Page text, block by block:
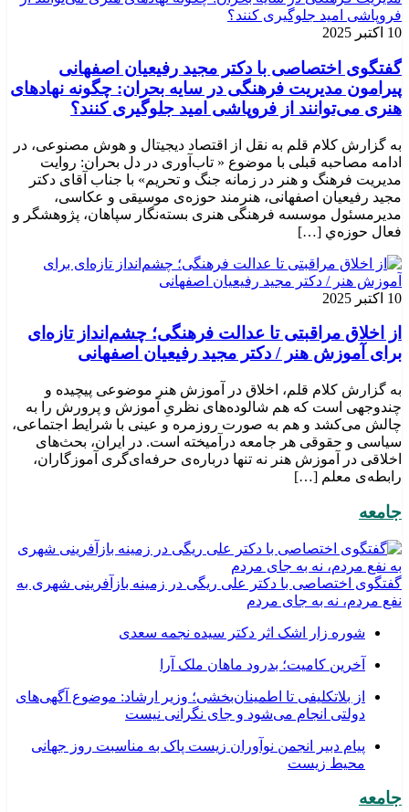
10 اکتبر 2025
گفتگوی اختصاصی با دکتر مجید رفیعیان اصفهانی
پیرامون مدیریت فرهنگی در سایه بحران: چگونه نهادهای
هنری می‌توانند از فروپاشی امید جلوگیری کنند؟
به گزارش کلام قلم به نقل از اقتصاد دیجیتال و هوش مصنوعی، در
ادامه مصاحبه قبلی با موضوع « تاب‌آوری در دل بحران: روایت
مدیریت فرهنگ و هنر در زمانه جنگ و تحریم» با جناب آقای دکتر
مجید رفیعیان اصفهانی، هنرمند حوزه‌ی موسیقی و عکاسی،
مدیرمسئول موسسه فرهنگی هنری بسته‌نگار سپاهان، پژوهشگر و
فعال حوزه‌ي‌ […]
10 اکتبر 2025
از اخلاق مراقبتی تا عدالت فرهنگی؛ چشم‌انداز تازه‌ای
برای آموزش هنر / دکتر مجید رفیعیان اصفهانی
به گزارش کلام قلم، اخلاق در آموزش هنر موضوعی پیچیده و
چندوجهی است که هم شالوده‌های نظریِ آموزش و پرورش را به
چالش می‌کشد و هم به صورت روزمره و عینی با شرایط اجتماعی،
سیاسی و حقوقی هر جامعه درآمیخته است‌. در ایران، بحث‌های
اخلاقی در آموزش هنر نه تنها درباره‌ی حرفه‌ای‌گری آموزگاران،
رابطه‌ی معلم […]
جامعه
گفتگوی اختصاصی با دکتر علی ریگی در زمینه بازآفرینی شهری به
نفع مردم، نه به جای مردم
شوره زار اشک اثر دکتر سیده نجمه سعدی
​آخرین کامیت؛ بدرود ماهان ملک آرا
از بلاتکلیفی تا اطمینان‌بخشی؛ وزیر ارشاد: موضوع آگهی‌های
دولتی انجام می‌شود و جای نگرانی نیست
پیام دبیر انجمن نوآوران زیست پاک به مناسبت روز جهانی
محیط زیست
جامعه